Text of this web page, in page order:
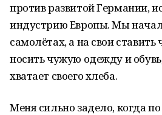
против развитой Германии,
индустрию Европы. Мы
самолётах, а на свои
носить чужую одежду и
хватает своего хлеба.
Меня сильно задело, когда